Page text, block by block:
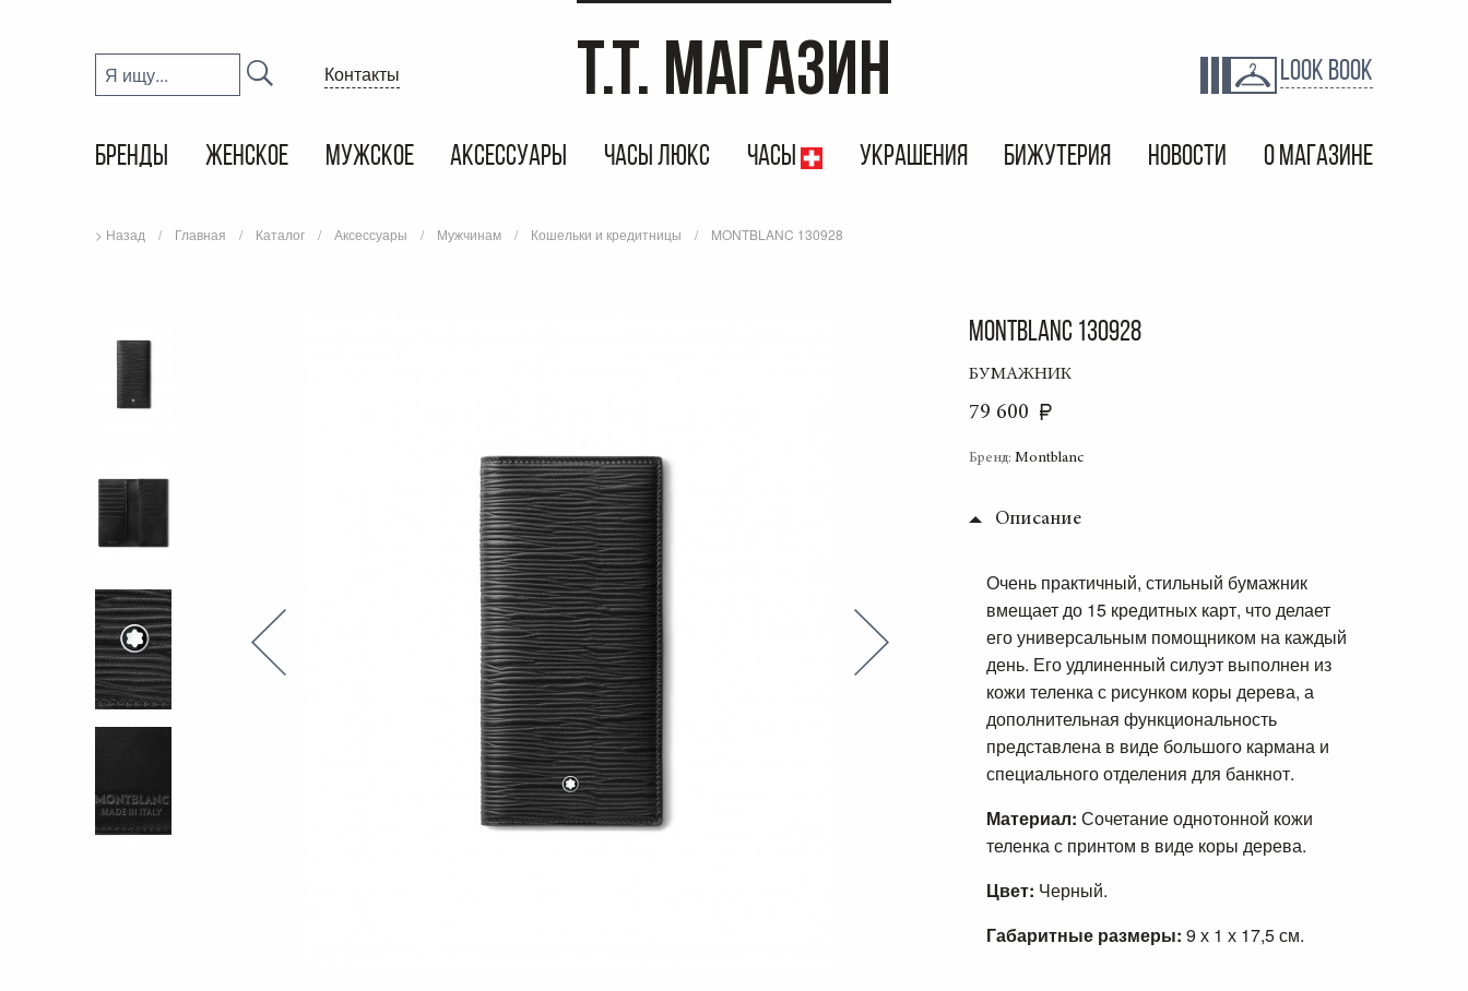
Контакты T.T. МАГАЗИН LOOK BOOK
БРЕНДЫ ЖЕНСКОЕ МУЖСКОЕ АКСЕССУАРЫ ЧАСЫ ЛЮКС ЧАСЫ УКРАШЕНИЯ БИЖУТЕРИЯ НОВОСТИ О МАГАЗИНЕ
> Назад Главная Каталог Аксессуары Мужчинам Кошельки и кредитницы MONTBLANC 130928
MONTBLANC 130928
БУМАЖНИК
79 600
Бренд: Montblanc
Описание
Очень практичный, стильный бумажник
вмещает до 15 кредитных карт, что делает
его универсальным помощником на каждый
день. Его удлиненный силуэт выполнен из
кожи теленка с рисунком коры дерева, а
дополнительная функциональность
представлена в виде большого кармана и
специального отделения для банкнот.
Материал: Сочетание однотонной кожи
теленка с принтом в виде коры дерева.
Цвет: Черный.
Габаритные размеры: 9 х 1 х 17,5 см.